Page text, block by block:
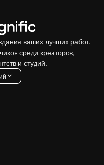
ваших лучших работ.
среди креаторов,
и студий.